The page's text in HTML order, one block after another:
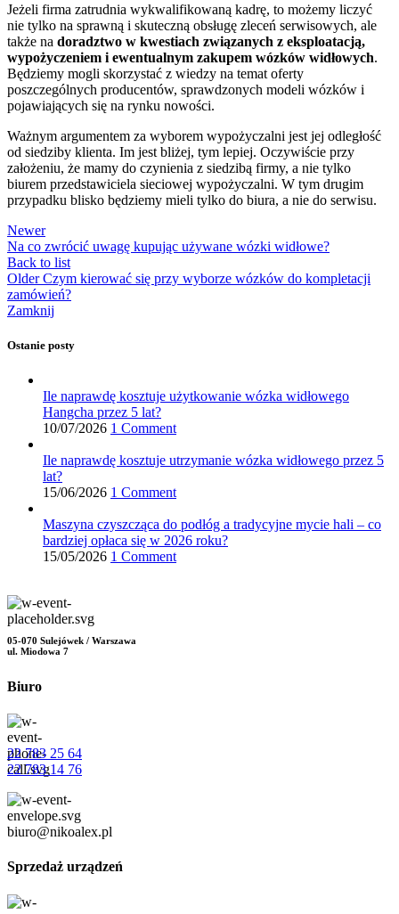
Jeżeli firma zatrudnia wykwalifikowaną kadrę, to możemy liczyć
nie tylko na sprawną i skuteczną obsługę zleceń serwisowych, ale
także na doradztwo w kwestiach związanych z eksploatacją,
wypożyczeniem i ewentualnym zakupem wózków widłowych.
Będziemy mogli skorzystać z wiedzy na temat oferty
poszczególnych producentów, sprawdzonych modeli wózków i
pojawiających się na rynku nowości.
Ważnym argumentem za wyborem wypożyczalni jest jej odległość
od siedziby klienta. Im jest bliżej, tym lepiej. Oczywiście przy
założeniu, że mamy do czynienia z siedzibą firmy, a nie tylko
biurem przedstawiciela sieciowej wypożyczalni. W tym drugim
przypadku blisko będziemy mieli tylko do biura, a nie do serwisu.
Newer
Na co zwrócić uwagę kupując używane wózki widłowe?
Back to list
Older Czym kierować się przy wyborze wózków do kompletacji
zamówień?
Zamknij
Ostanie posty
Ile naprawdę kosztuje użytkowanie wózka widłowego
Hangcha przez 5 lat?
10/07/2026 1 Comment
Ile naprawdę kosztuje utrzymanie wózka widłowego przez 5
lat?
15/06/2026 1 Comment
Maszyna czyszcząca do podłóg a tradycyjne mycie hali – co
bardziej opłaca się w 2026 roku?
15/05/2026 1 Comment
05-070 Sulejówek / Warszawa
ul. Miodowa 7
Biuro
22 783 25 64
22 783 14 76
biuro@nikoalex.pl
Sprzedaż urządzeń